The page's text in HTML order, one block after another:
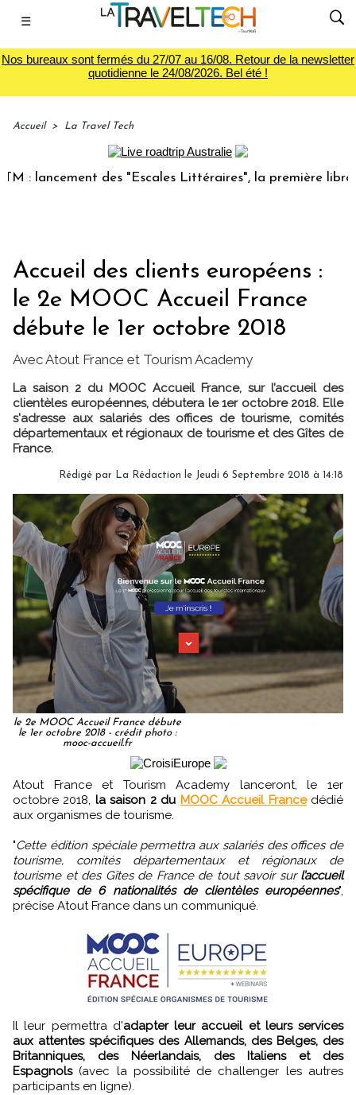
☰
Nos bureaux sont fermés du 27/07 au 16/08. Retour de la newsletter
quotidienne le 24/08/2026. Bel été !
Accueil > La Travel Tech
des "Escales Littéraires", la première librairie
Accueil des clients européens :
le 2e MOOC Accueil France
débute le 1er octobre 2018
Avec Atout France et Tourism Academy
La saison 2 du MOOC Accueil France, sur l’accueil des
clientèles européennes, débutera le 1er octobre 2018. Elle
s'adresse aux salariés des offices de tourisme, comités
départementaux et régionaux de tourisme et des Gîtes de
France.
Rédigé par La Rédaction le Jeudi 6 Septembre 2018 à 14:18
le 2e MOOC Accueil France débute
le 1er octobre 2018 - crédit photo :
mooc-accueil.fr
Atout France et Tourism Academy lanceront, le 1er
octobre 2018, la saison 2 du MOOC Accueil Francedédié
aux organismes de tourisme.
"Cette édition spéciale permettra aux salariés des offices de
tourisme, comités départementaux et régionaux de
tourisme et des Gîtes de France de tout savoir sur l’accueil
spécifique de 6 nationalités de clientèles européennes",
précise Atout France dans un communiqué.
Il leur permettra d'adapter leur accueil et leurs services
aux attentes spécifiques des Allemands, des Belges, des
Britanniques, des Néerlandais, des Italiens et des
Espagnols(avec la possibilité de challenger les autres
participants en ligne).